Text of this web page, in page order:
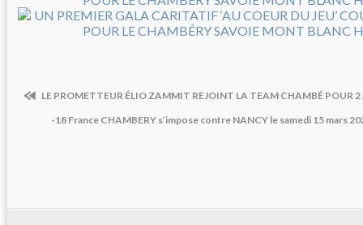
LE PROMETTEUR ÉLIO ZAMMIT REJOINT LA TEAM CHAMBÉ POUR 2
-18 France CHAMBERY s’impose contre NANCY le samedi 15 mars